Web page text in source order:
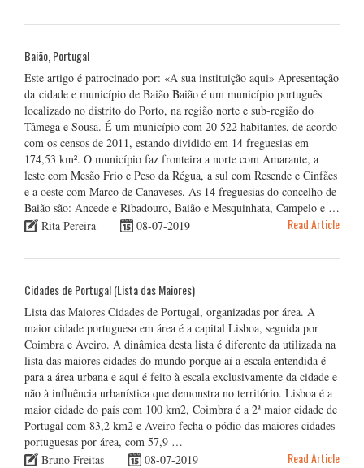
Baião, Portugal
Este artigo é patrocinado por: «A sua instituição aqui» Apresentação
da cidade e município de Baião Baião é um município português
localizado no distrito do Porto, na região norte e sub-região do
Tâmega e Sousa. É um município com 20 522 habitantes, de acordo
com os censos de 2011, estando dividido em 14 freguesias em
174,53 km². O município faz fronteira a norte com Amarante, a
leste com Mesão Frio e Peso da Régua, a sul com Resende e Cinfães
e a oeste com Marco de Canaveses. As 14 freguesias do concelho de
Baião são: Ancede e Ribadouro, Baião e Mesquinhata, Campelo e …
Rita Pereira
08-07-2019 Read Article
Cidades de Portugal (Lista das Maiores)
Lista das Maiores Cidades de Portugal, organizadas por área. A
maior cidade portuguesa em área é a capital Lisboa, seguida por
Coimbra e Aveiro. A dinâmica desta lista é diferente da utilizada na
lista das maiores cidades do mundo porque aí a escala entendida é
para a área urbana e aqui é feito à escala exclusivamente da cidade e
não à influência urbanística que demonstra no território. Lisboa é a
maior cidade do país com 100 km2, Coimbra é a 2ª maior cidade de
Portugal com 83,2 km2 e Aveiro fecha o pódio das maiores cidades
portuguesas por área, com 57,9 …
Bruno Freitas
08-07-2019 Read Article